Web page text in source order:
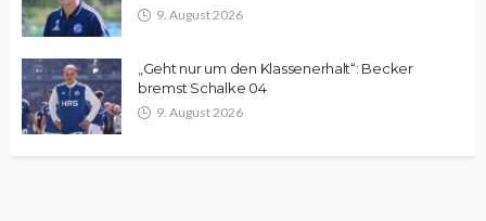
9. August 2026
„Geht nur um den Klassenerhalt“: Becker
bremst Schalke 04
9. August 2026